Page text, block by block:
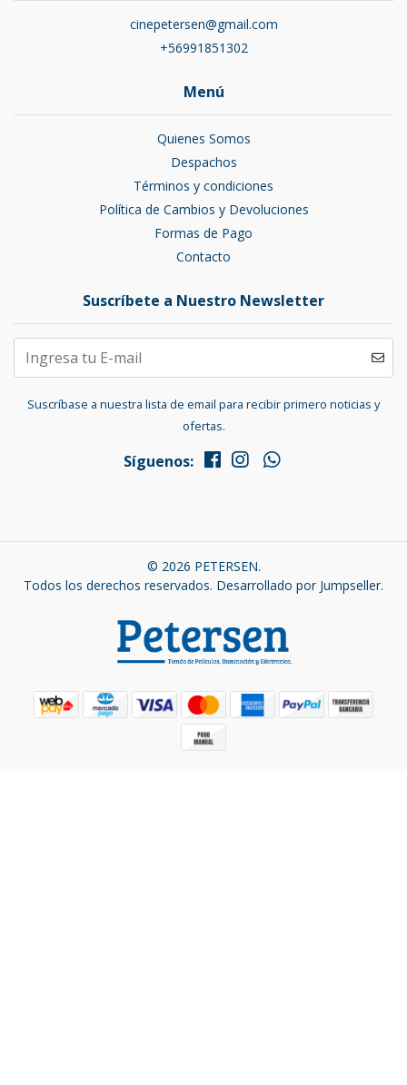
cinepetersen@gmail.com
+56991851302
Menú
Quienes Somos
Despachos
Términos y condiciones
Política de Cambios y Devoluciones
Formas de Pago
Contacto
Suscríbete a Nuestro Newsletter
Suscríbase a nuestra lista de email para recibir primero noticias y
ofertas.
Síguenos:
© 2026 PETERSEN.
Todos los derechos reservados. Desarrollado por Jumpseller.